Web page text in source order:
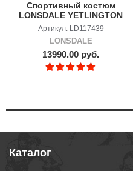
Спортивный костюм
LONSDALE YETLINGTON
Артикул: LD117439
LONSDALE
13990.00 руб.
Каталог